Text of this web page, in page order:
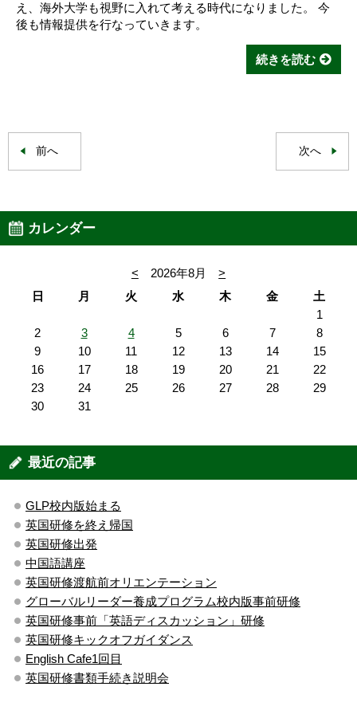
え、海外大学も視野に入れて考える時代になりました。 今
後も情報提供を行なっていきます。
続きを読む
前へ 次へ
カレンダー
< 2026年8月
>
日
月 火 水 木 金
土
1
2
3 4 5 6 7
8
9
10 11 12 13 14
15
16
17 18 19 20 21
22
23
24 25 26 27 28
29
30
31
最近の記事
GLP校内版始まる
英国研修を終え帰国
英国研修出発
中国語講座
英国研修渡航前オリエンテーション
グローバルリーダー養成プログラム校内版事前研修
英国研修事前「英語ディスカッション」研修
英国研修キックオフガイダンス
English Cafe1回目
英国研修書類手続き説明会